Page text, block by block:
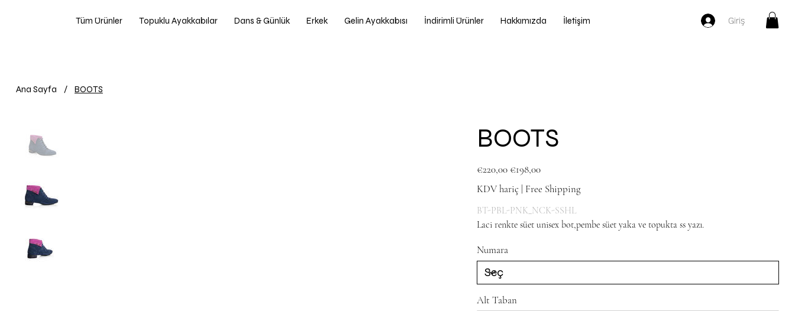
Tüm Ürünler Topuklu Ayakkabılar Dans & Günlük Erkek Gelin Ayakkabısı İndirimli Ürünler Hakkımızda İletişim Giriş
Ana Sayfa / BOOTS
BOOTS
fiyat
€220,00
İndirimli
fiyat
€198,00
KDV hariç | Free Shipping
BT-PBL-PNK_NCK-SSHL
Laci renkte süet unisex bot,pembe süet yaka ve topukta ss yazı.
Numara
Alt Taban